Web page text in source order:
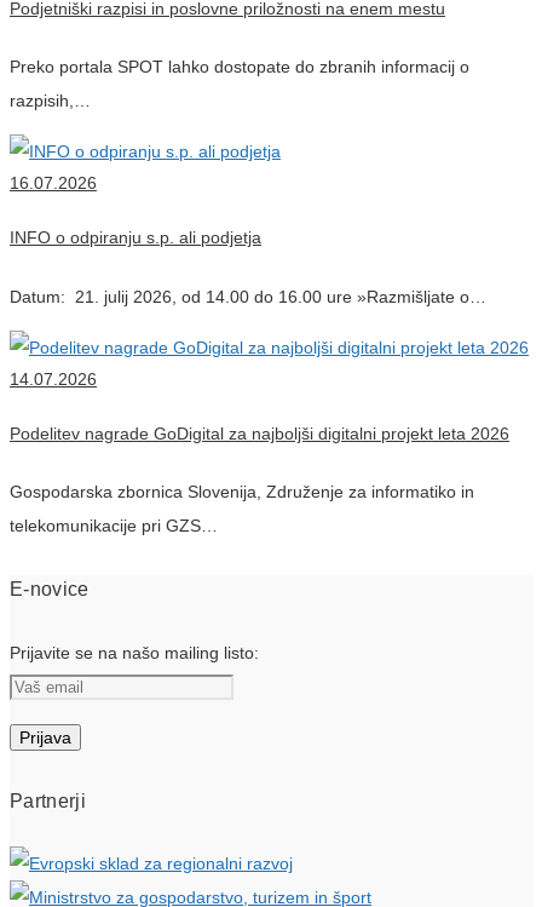
Podjetniški razpisi in poslovne priložnosti na enem mestu
Preko portala SPOT lahko dostopate do zbranih informacij o
razpisih,…
16.07.2026
INFO o odpiranju s.p. ali podjetja
Datum: 21. julij 2026, od 14.00 do 16.00 ure »Razmišljate o…
14.07.2026
Podelitev nagrade GoDigital za najboljši digitalni projekt leta 2026
Gospodarska zbornica Slovenija, Združenje za informatiko in
telekomunikacije pri GZS…
E-novice
Prijavite se na našo mailing listo:
Partnerji